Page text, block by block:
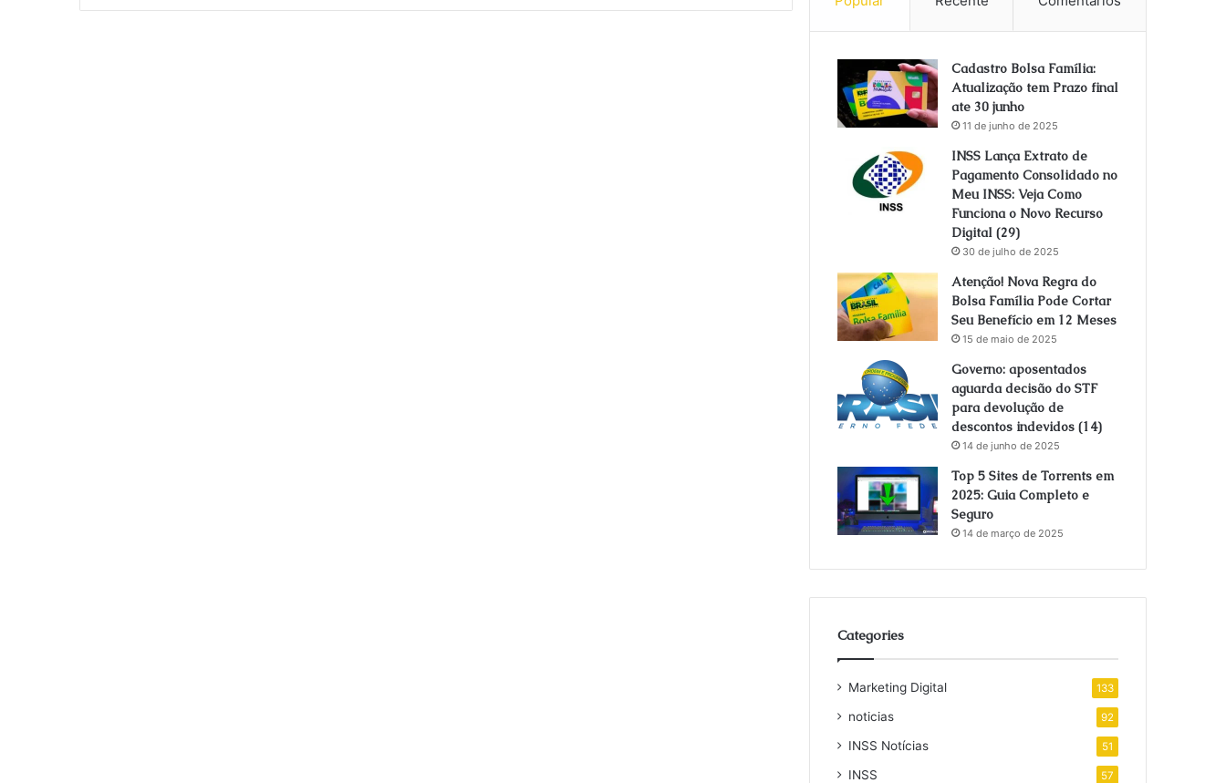
Cadastro Bolsa Família:
Atualização tem Prazo final
ate 30 junho
11 de junho de 2025
INSS Lança Extrato de
Pagamento Consolidado no
Meu INSS: Veja Como
Funciona o Novo Recurso
Digital (29)
30 de julho de 2025
Atenção! Nova Regra do
Bolsa Família Pode Cortar
Seu Benefício em 12 Meses
15 de maio de 2025
Governo: aposentados
aguarda decisão do STF
para devolução de
descontos indevidos (14)
14 de junho de 2025
Top 5 Sites de Torrents em
2025: Guia Completo e
Seguro
14 de março de 2025
Categories
Marketing Digital 133
noticias 92
INSS Notícias 51
INSS 57